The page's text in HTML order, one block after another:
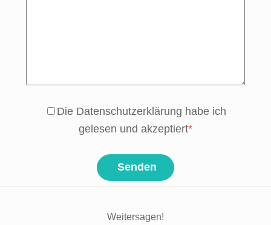
Die Datenschutzerklärung habe ich
gelesen und akzeptiert*
Senden
Weitersagen!
Back